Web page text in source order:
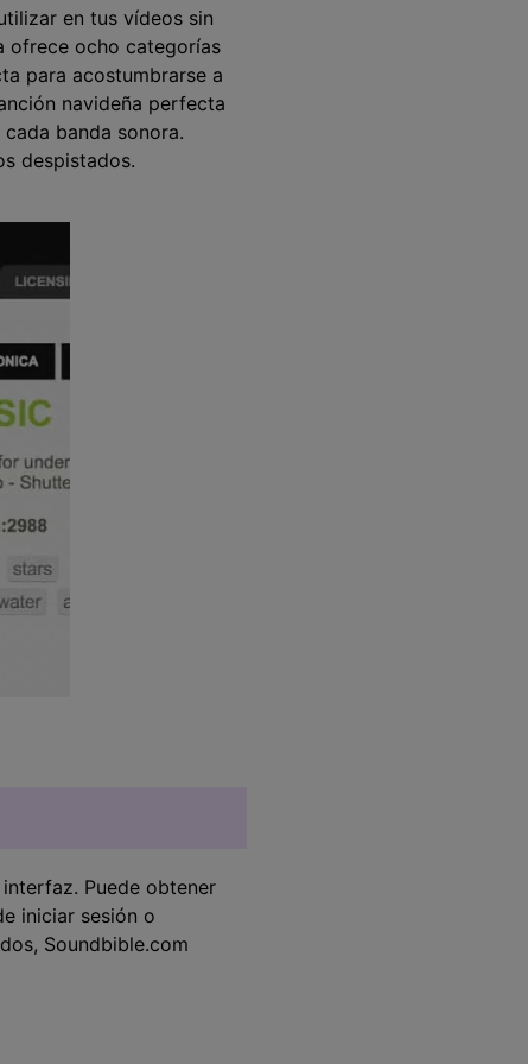
en tus vídeos sin
ofrece ocho categorías
para acostumbrarse a
navideña perfecta
banda sonora.
despistados.
Puede obtener
iniciar sesión o
Soundbible.com